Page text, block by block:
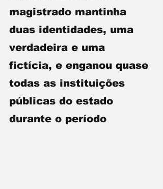
magistrado mantinha
duas identidades, uma
verdadeira e uma
fictícia, e enganou quase
todas as instituições
públicas do estado
durante o período